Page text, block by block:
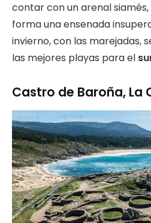
contar con un arenal siamés,
forma una ensenada
invierno, con las marejadas,
las mejores playas para el
Castro de Baroña, La